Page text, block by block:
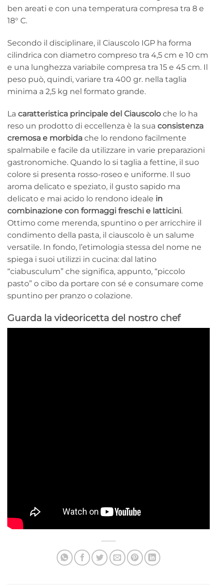
ben areati e con una temperatura compresa tra 8 e
18° C.
Secondo il disciplinare, il Ciauscolo IGP ha forma
cilindrica con diametro compreso tra 4,5 cm e 10 cm
e una lunghezza variabile compresa tra 15 e 45 cm. Il
peso può, quindi, variare tra 400 gr. nella taglia
minima a 2,5 kg nel formato grande.
La caratteristica principale del Ciauscolo che lo ha
reso un prodotto di eccellenza è la sua consistenza
cremosa e morbida che lo rendono facilmente
spalmabile e facile da utilizzare in varie preparazioni
gastronomiche. Quando lo si taglia a fettine, il suo
colore si presenta rosso-roseo e uniforme. Il suo
aroma delicato e speziato, il gusto sapido ma
delicato e mai acido lo rendono ideale in
combinazione con formaggi freschi e latticini.
Ottimo come merenda, spuntino o per arricchire il
condimento della pasta, il ciauscolo è un salume
versatile. In fondo, l’etimologia stessa del nome ne
spiega i suoi utilizzi in cucina: dal latino
“ciabusculum” che significa, appunto, “piccolo
pasto” o cibo da portare con sé e consumare come
spuntino per pranzo o colazione.
Guarda la videoricetta del nostro chef